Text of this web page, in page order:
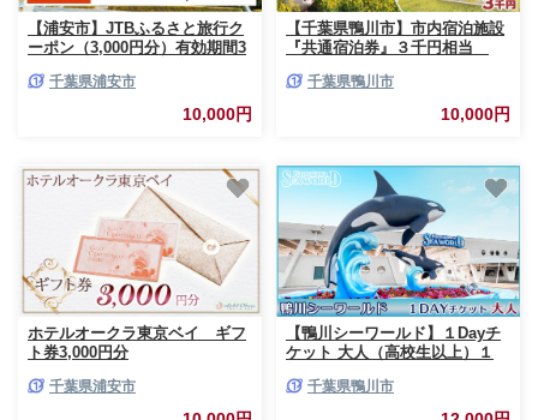
【浦安市】JTBふるさと旅行ク
ーポン（3,000円分）有効期間3
ベル 予約 国内旅行 JTB 宿泊 観
光 体験 旅行券 宿泊券 旅行予約
ホテル 旅館 チケット 子供 子連
ネット予約 電話 有効期間3年
千葉県浦安市
10,000円
【千葉県鴨川市】市内宿泊施設
『共通宿泊券』３千円相当
千葉県鴨川市
10,000円
ホテルオークラ東京ベイ ギフ
ト券3,000円分
千葉県浦安市
【鴨川シーワールド】１Dayチ
ケット 大人（高校生以上）１
千葉県鴨川市